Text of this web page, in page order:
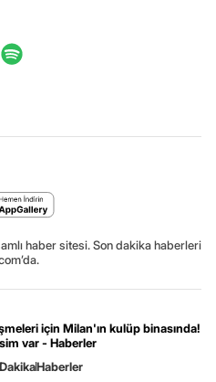
haber sitesi. Son dakika haberleri
için Milan'ın kulüp binasında!
var - Haberler
Haberler